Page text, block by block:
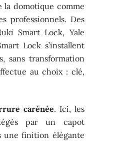
la domotique comme
professionnels. Des
Smart Lock, Yale
Lock s’installent
sans transformation
au choix : clé,
carénée. Ici, les
par un capot
une finition élégante